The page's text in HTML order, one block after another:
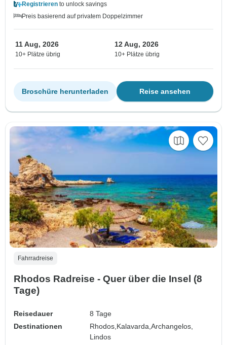
Registrieren to unlock savings
Preis basierend auf privatem Doppelzimmer
11 Aug, 2026
10+ Plätze übrig
12 Aug, 2026
10+ Plätze übrig
Reise ansehen
Broschüre herunterladen
Fahrradreise
Rhodos Radreise - Quer über die Insel (8
Tage)
Reisedauer
8 Tage
Destinationen
Rhodos, Kalavarda,Archangelos,
Lindos